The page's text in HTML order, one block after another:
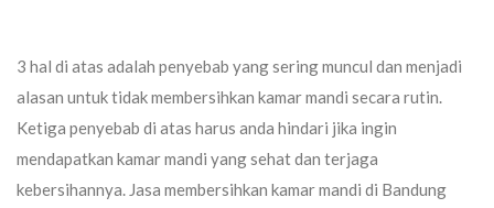
3 hal di atas adalah penyebab yang sering muncul dan menjadi
alasan untuk tidak membersihkan kamar mandi secara rutin.
Ketiga penyebab di atas harus anda hindari jika ingin
mendapatkan kamar mandi yang sehat dan terjaga
kebersihannya. Jasa membersihkan kamar mandi di Bandung